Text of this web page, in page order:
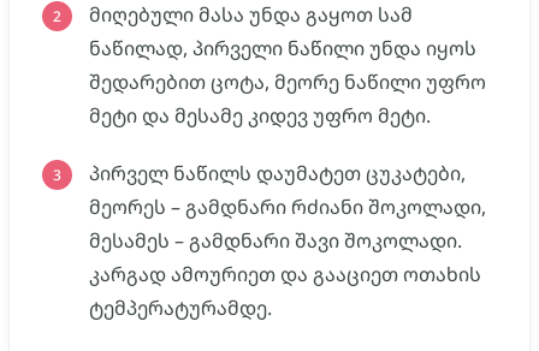
მიღებული მასა უნდა გაყოთ სამ
ნაწილად, პირველი ნაწილი უნდა იყოს
შედარებით ცოტა, მეორე ნაწილი უფრო
მეტი და მესამე კიდევ უფრო მეტი.
პირველ ნაწილს დაუმატეთ ცუკატები,
მეორეს – გამდნარი რძიანი შოკოლადი,
მესამეს – გამდნარი შავი შოკოლადი.
კარგად ამოურიეთ და გააციეთ ოთახის
ტემპერატურამდე.